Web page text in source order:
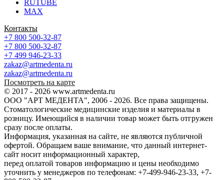
RUTUBE
MAX
Контакты
+7 800 500-32-87
+7 800 500-32-87
+7 499 946-23-33
zakaz@artmedenta.ru
zakaz@artmedenta.ru
Посмотреть на карте
© 2017 - 2026 www.artmedenta.ru
ООО "АРТ МЕДЕНТА", 2006 - 2026. Все права защищены.
Стоматологические медицинские изделия и материалы в
розницу. Имеющийся в наличии товар может быть отгружен
сразу после оплаты.
Информация, указанная на сайте, не являются публичной
офертой. Обращаем ваше внимание, что данный интернет-
сайт носит информационный характер,
перед оплатой товаров информацию и цены необходимо
уточнить у менеджеров по телефонам: +7-499-946-23-33, +7-